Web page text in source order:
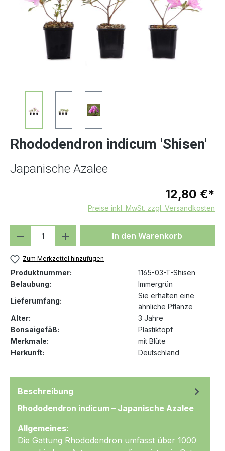
Rhododendron indicum 'Shisen'
Japanische Azalee
12,80 €*
Preise inkl. MwSt. zzgl. Versandkosten
Produkt Anzahl: Gib denIn den Warenkorb
Zum Merkzettel hinzufügen
Produktnummer:
1165-03-T-Shisen
Belaubung:
Immergrün
Lieferumfang:
Sie erhalten eine
ähnliche Pflanze
Alter:
3 Jahre
Bonsaigefäß:
Plastiktopf
Merkmale:
mit Blüte
Herkunft:
Deutschland
Beschreibung
Rhododendron indicum – Japanische Azalee
Allgemeines:
Die Gattung Rhododendron umfasst über 1000